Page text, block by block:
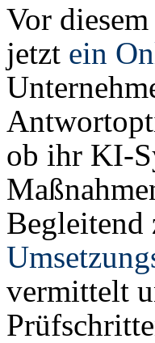
Vor
jetzt ein
ob ihr KI-
vermittelt